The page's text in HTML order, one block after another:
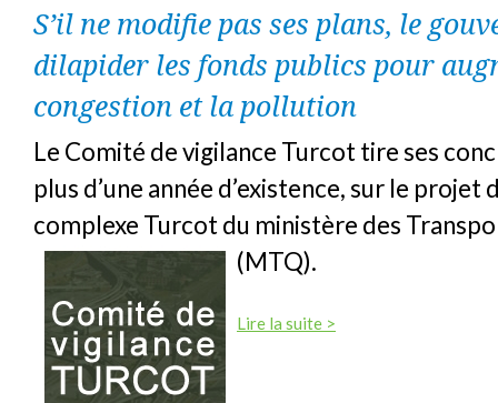
S’il ne modifie pas ses plans, le
dilapider les fonds publics pour
congestion et la pollution
Le Comité de vigilance Turcot tire ses
plus d’une année d’existence, sur le
complexe Turcot du ministère des
(MTQ).
Lire la suite >
PAGES